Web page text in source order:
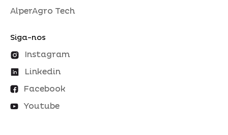
AlperAgro Tech
Siga-nos
Instagram
Linkedin
Facebook
Youtube